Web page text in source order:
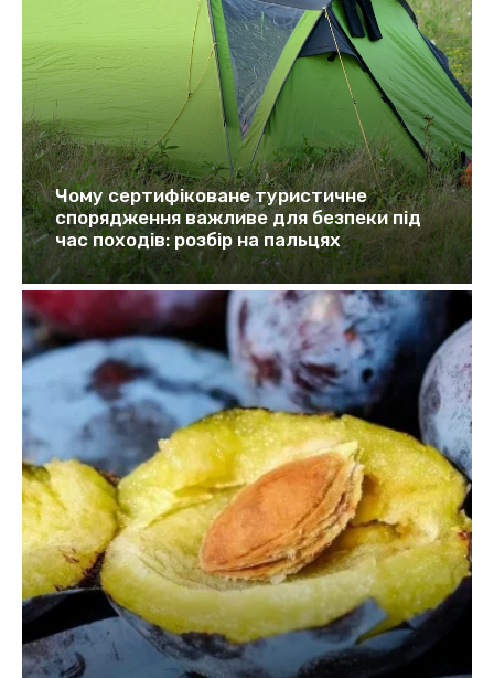
Чому сертифіковане туристичне
спорядження важливе для безпеки під
час походів: розбір на пальцях